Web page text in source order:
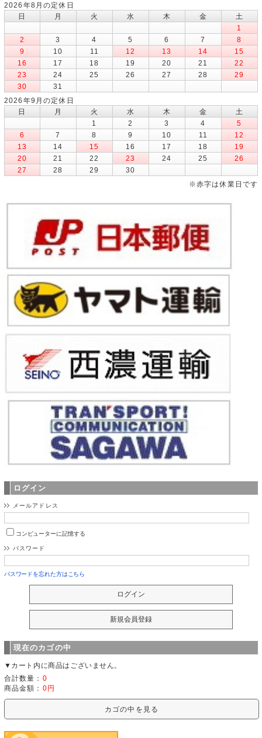
2026年8月の定休日
日
月 火 水 木 金
土
1
2
3 4 5 6 7
8
9
10 11 12 13 14
15
16
17 18 19 20 21
22
23
24 25 26 27 28
29
30
31
2026年9月の定休日
日
月 火 水 木 金
土
1
2 3 4
5
6
7 8 9 10 11
12
13
14 15 16 17 18
19
20
21 22 23 24 25
26
27
28 29
30
※赤字は休業日です
ログイン
メールアドレス
コンピューターに記憶する
パスワード
パスワードを忘れた方はこちら
現在のカゴの中
▼カート内に商品はございません。
合計数量： 0
商品金額： 0円
カゴの中を見る